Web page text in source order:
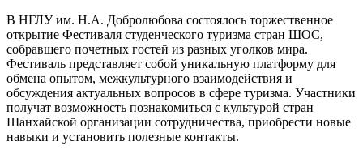
В НГЛУ им. Н.А. Добролюбова состоялось торжественное
открытие Фестиваля студенческого туризма стран ШОС,
собравшего почетных гостей из разных уголков мира.
Фестиваль представляет собой уникальную платформу для
обмена опытом, межкультурного взаимодействия и
обсуждения актуальных вопросов в сфере туризма. Участники
получат возможность познакомиться с культурой стран
Шанхайской организации сотрудничества, приобрести новые
навыки и установить полезные контакты.